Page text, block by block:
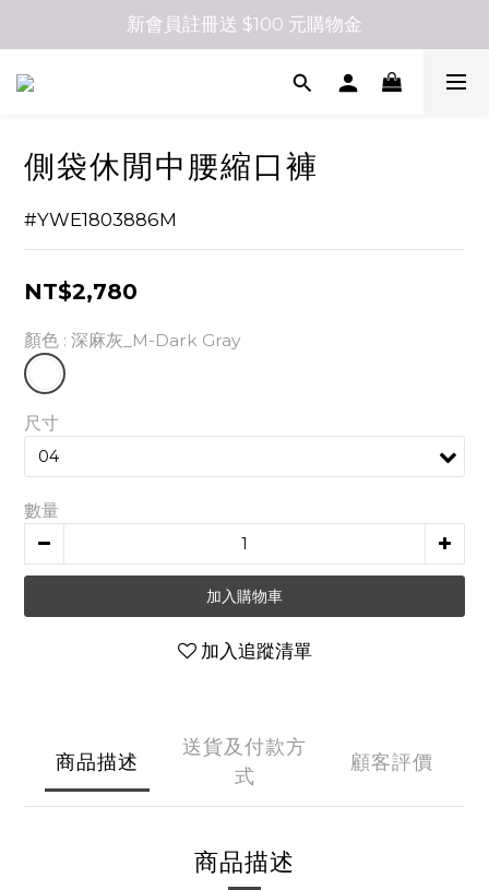
新會員註冊送 $100 元購物金
側袋休閒中腰縮口褲
#YWE1803886M
NT$2,780
顏色 : 深麻灰_M-Dark Gray
尺寸
數量
加入購物車
加入追蹤清單
商品描述
送貨及付款方
式
顧客評價
商品描述